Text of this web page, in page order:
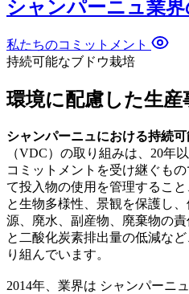
シャンパーニュ業
私たちのコミットメント
持続可能なブドウ栽培
環境に配慮した生産
シャンパーニュにおける持続
（VDC）の取り組みは、20年
コミットメントを受け継ぐも
て投入物の使用を管理するこ
と生物多様性、景観を保護し
源、 廃水 、副産物、廃棄物の
と二酸化炭素排出量の低減な
り組んでいます。
2014年、業界は シャンパーニ